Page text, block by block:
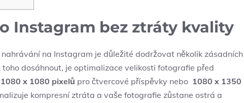
Instagram bez ztráty kvality
na Instagram je důležité⁣ dodržovat⁢ několik zásadních
toho dosáhnout, je optimalizace​ velikosti‌ fotografie před
1080 x 1080 pixelů pro čtvercové příspěvky ⁣nebo ⁣ 1080 x 1350
kompresní ztráta ⁤a​ vaše fotografie zůstane⁢ ostrá a